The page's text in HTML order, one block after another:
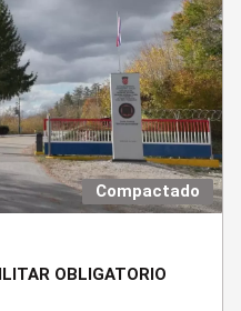
Compactado
OBLIGATORIO